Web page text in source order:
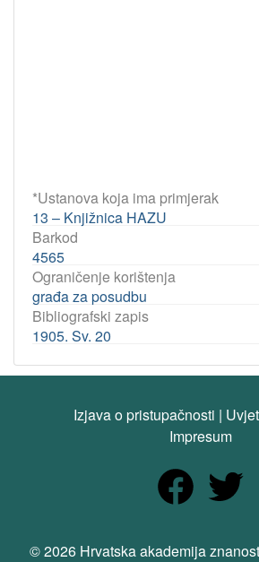
*Ustanova koja ima primjerak
13 – Knjižnica HAZU
Barkod
4565
Ograničenje korištenja
građa za posudbu
Bibliografski zapis
1905. Sv. 20
Izjava o pristupačnosti |
Impresum
© 2026 Hrvatska akademija